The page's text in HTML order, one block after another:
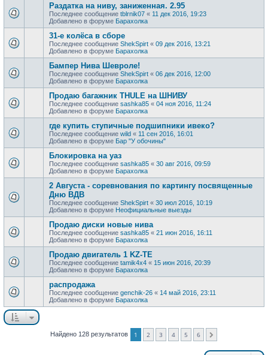
Раздатка на ниву, заниженная. 2.95
Последнее сообщение tblrnik07 « 11 дек 2016, 19:23
Добавлено в форуме Барахолка
31-е колёса в сборе
Последнее сообщение ShekSpirt « 09 дек 2016, 13:21
Добавлено в форуме Барахолка
Бампер Нива Шевроле!
Последнее сообщение ShekSpirt « 06 дек 2016, 12:00
Добавлено в форуме Барахолка
Продаю багажник THULE на ШНИВУ
Последнее сообщение sashka85 « 04 ноя 2016, 11:24
Добавлено в форуме Барахолка
где купить ступичные подшипники ивеко?
Последнее сообщение wild « 11 сен 2016, 16:01
Добавлено в форуме Бар "У обочины"
Блокировка на уаз
Последнее сообщение sashka85 « 30 авг 2016, 09:59
Добавлено в форуме Барахолка
2 Августа - соревнования по картингу посвященные
Дню ВДВ
Последнее сообщение ShekSpirt « 30 июл 2016, 10:19
Добавлено в форуме Неофициальные выезды
Продаю диски новые нива
Последнее сообщение sashka85 « 21 июн 2016, 16:11
Добавлено в форуме Барахолка
Продаю двигатель 1 KZ-TE
Последнее сообщение tamik4x4 « 15 июн 2016, 20:39
Добавлено в форуме Барахолка
распродажа
Последнее сообщение genchik-26 « 14 май 2016, 23:11
Добавлено в форуме Барахолка
Найдено 128 результатов 1 2 3 4 5 6